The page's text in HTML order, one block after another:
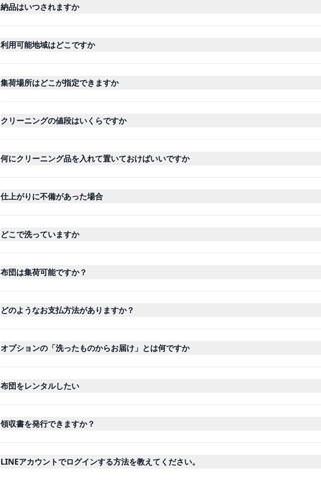
納品はいつされますか
利用可能地域はどこですか
集荷場所はどこが指定できますか
クリーニングの値段はいくらですか
何にクリーニング品を入れて置いておけばいいですか
仕上がりに不備があった場合
どこで洗っていますか
布団は集荷可能ですか？
どのようなお支払方法がありますか？
オプションの「洗ったものからお届け」とは何ですか
布団をレンタルしたい
領収書を発行できますか？
LINEアカウントでログインする方法を教えてください。